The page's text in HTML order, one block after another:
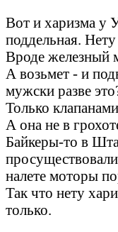
Вот и харизма у
поддельная.
Вроде железный
А возьмет - и
мужски разве
Только
А она не в
Байкеры-то в
налете моторы
Так что нету
только.